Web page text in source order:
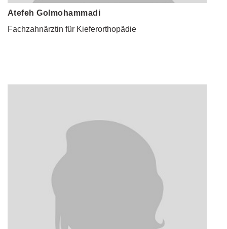
Atefeh Golmohammadi
Fachzahnärztin für Kieferorthopädie